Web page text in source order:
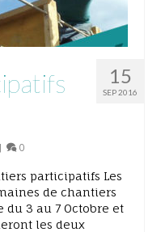
15
SEP 2016
| 0
participatifs Les
de chantiers
du 3 au 7 Octobre et
les deux